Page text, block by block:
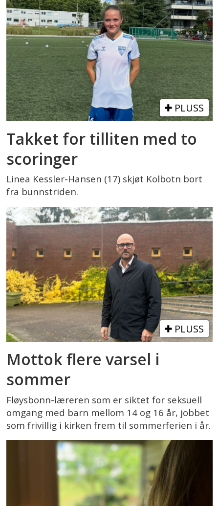
PLUSS
Takket for tilliten med to
scoringer
Linea Kessler-Hansen (17) skjøt Kolbotn bort
fra bunnstriden.
PLUSS
Mottok flere varsel i
sommer
Fløysbonn-læreren som er siktet for seksuell
omgang med barn mellom 14 og 16 år, jobbet
som frivillig i kirken frem til sommerferien i år.